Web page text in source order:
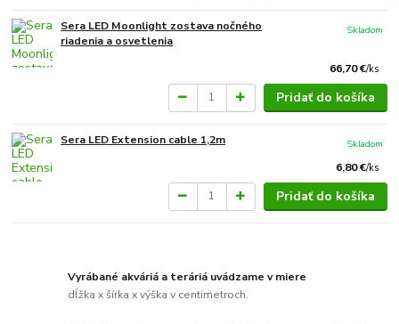
Sera LED Moonlight zostava nočného
riadenia a osvetlenia
66,70 €/ks
Skladom
Pridať do košíka
Sera LED Extension cable 1,2m
6,80 €/ks
Skladom
Pridať do košíka
Vyrábané akváriá a teráriá uvádzame v miere
dĺžka x šírka x výška v centimetroch.